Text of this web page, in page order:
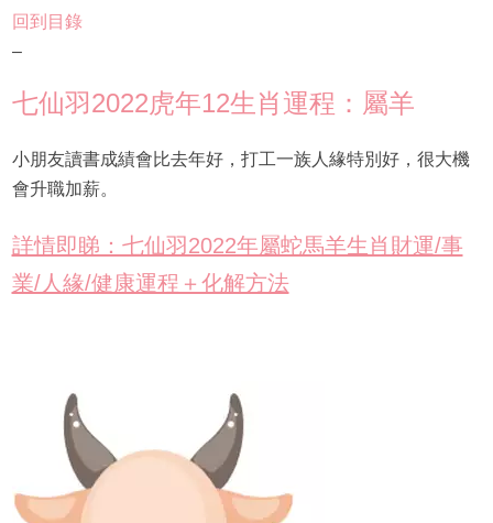
回到目錄
–
七仙羽2022虎年12生肖運程：屬羊
小朋友讀書成績會比去年好，打工一族人緣特別好，很大機
會升職加薪。
詳情即睇：七仙羽2022年屬蛇馬羊生肖財運/事
業/人緣/健康運程＋化解方法